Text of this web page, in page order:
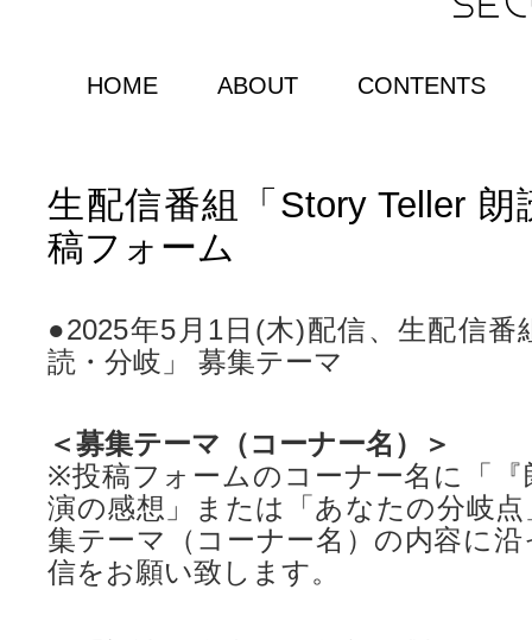
HOME ABOUT CONTENTS
生配信番組「Story Teller
稿フォーム
●2025年5月1日(木)配信、生配信番
読・分岐」 募集テーマ
＜募集テーマ（コーナー名）＞
※投稿フォームのコーナー名に「『
演の感想」または「あなたの分岐
集テーマ（コーナー名）の内容に
信をお願い致します。